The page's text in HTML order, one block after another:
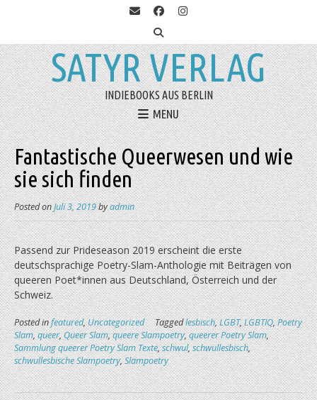
SATYR VERLAG
INDIEBOOKS AUS BERLIN
MENU
Fantastische Queerwesen und wie
sie sich finden
Posted onJuli 3, 2019byadmin
Passend zur Prideseason 2019 erscheint die erste
deutschsprachige Poetry-Slam-Anthologie mit Beiträgen von
queeren Poet*innen aus Deutschland, Österreich und der
Schweiz.
Posted infeatured,Uncategorized Taggedlesbisch,LGBT,LGBTIQ,Poetry
Slam,queer,Queer Slam,queere Slampoetry,queerer Poetry Slam,
Sammlung queerer Poetry Slam Texte,schwul,schwullesbisch,
schwullesbische Slampoetry,Slampoetry